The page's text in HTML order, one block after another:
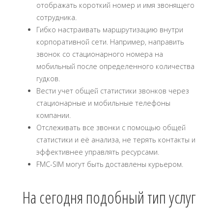
отображать короткий номер и имя звонящего
сотрудника.
Гибко настраивать маршрутизацию внутри
корпоративной сети. Например, направить
звонок со стационарного номера на
мобильный после определенного количества
гудков.
Вести учет общей статистики звонков через
стационарные и мобильные телефоны
компании.
Отслеживать все звонки с помощью общей
статистики и её анализа, не терять контакты и
эффективнее управлять ресурсами.
FMС-SIM могут быть доставлены курьером.
На сегодня подобный тип услуг